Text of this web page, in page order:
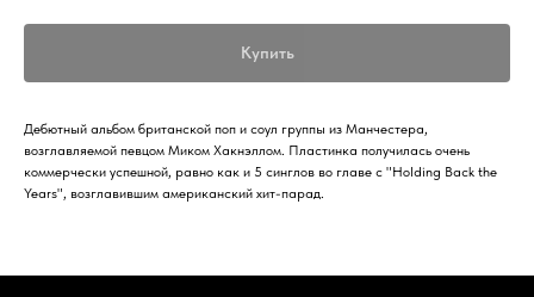
Купить
Дебютный альбом британской поп и соул группы из Манчестера,
возглавляемой певцом Миком Хакнэллом. Пластинка получилась очень
коммерчески успешной, равно как и 5 синглов во главе с "Holding Back the
Years", возглавившим американский хит-парад.